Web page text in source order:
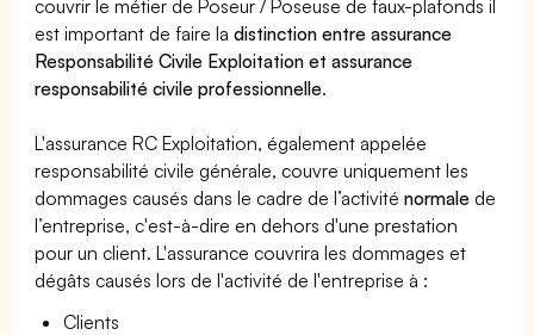
couvrir le métier de Poseur / Poseuse de faux-plafonds il
est important de faire ladistinction entre assurance
Responsabilité Civile Exploitation et assurance
responsabilité civile professionnelle.
L'assurance RC Exploitation, également appelée
responsabilité civile générale, couvre uniquement les
dommages causés dans le cadre de l’activiténormale de
l’entreprise, c'est-à-dire en dehors d'une prestation
pour un client. L'assurance couvrira les dommages et
dégâts causés lors de l'activité de l'entreprise à :
Clients